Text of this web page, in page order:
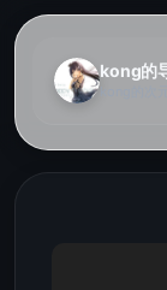
kong的